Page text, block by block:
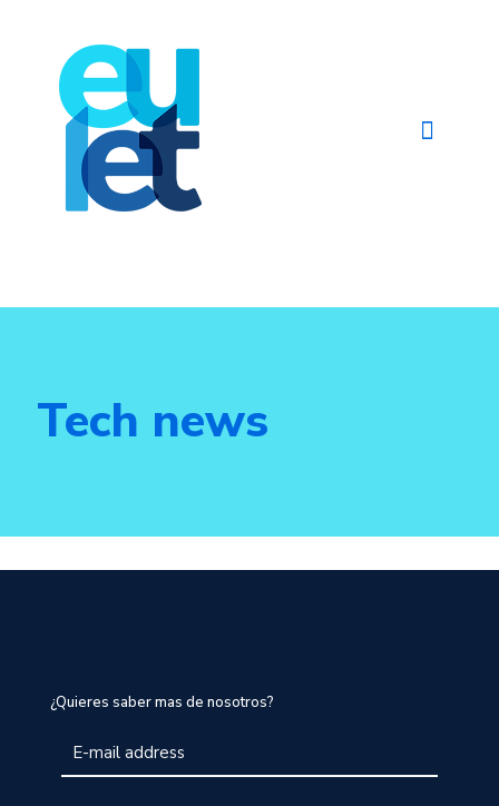
Tech news
¿Quieres saber mas de nosotros?